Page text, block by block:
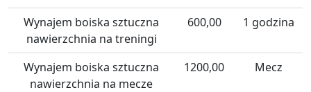
Wynajem boiska sztuczna
nawierzchnia na treningi
600,00 1 godzina
Wynajem boiska sztuczna
nawierzchnia na mecze
1200,00 Mecz